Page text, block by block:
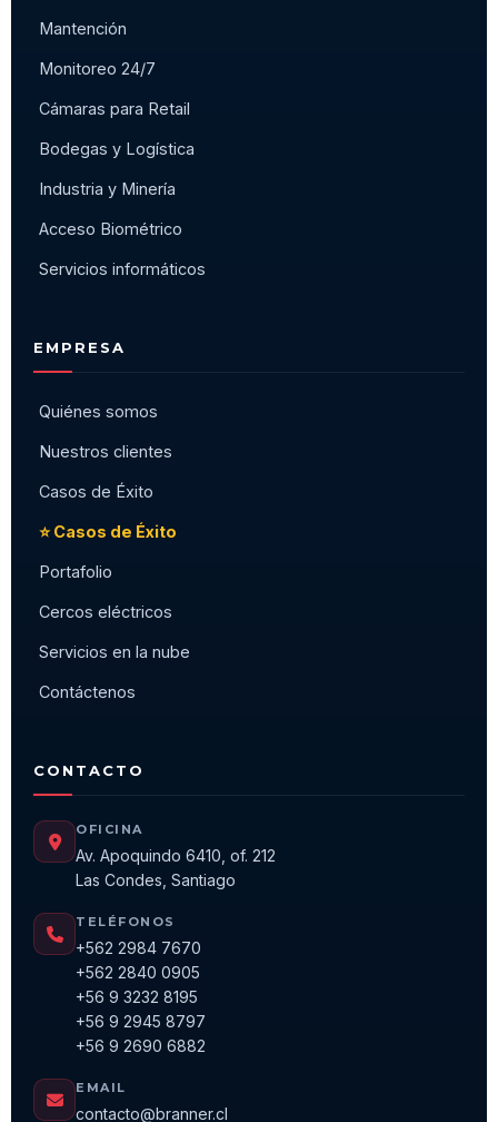
Mantención
Monitoreo 24/7
Cámaras para Retail
Bodegas y Logística
Industria y Minería
Acceso Biométrico
Servicios informáticos
EMPRESA
Quiénes somos
Nuestros clientes
Casos de Éxito
⭐ Casos de Éxito
Portafolio
Cercos eléctricos
Servicios en la nube
Contáctenos
CONTACTO
OFICINA
Av. Apoquindo 6410, of. 212
Las Condes, Santiago
TELÉFONOS
+562 2984 7670
+562 2840 0905
+56 9 3232 8195
+56 9 2945 8797
+56 9 2690 6882
EMAIL
contacto@branner.cl